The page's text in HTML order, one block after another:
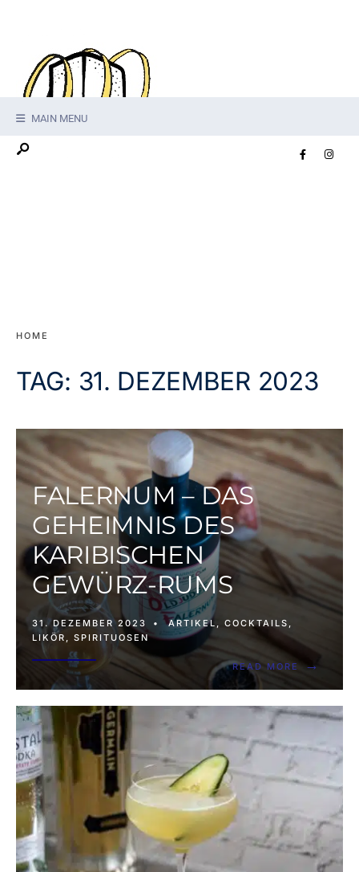
MAIN MENU
HOME
TAG: 31. DEZEMBER 2023
FALERNUM – DAS
GEHEIMNIS DES
KARIBISCHEN
GEWÜRZ-RUMS
31. DEZEMBER 2023 • ARTIKEL , COCKTAILS ,
LIKÖR , SPIRITUOSEN
READ MORE →